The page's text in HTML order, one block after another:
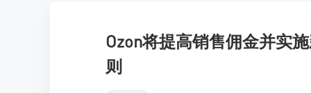
Ozon将提高销售佣金并实
则